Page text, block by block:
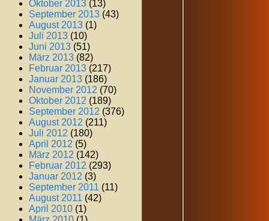
Oktober 2013 (13)
September 2013 (43)
August 2013 (1)
Juli 2013 (10)
Juni 2013 (51)
März 2013 (82)
Februar 2013 (217)
Januar 2013 (186)
November 2012 (70)
Oktober 2012 (189)
September 2012 (376)
August 2012 (211)
Juli 2012 (180)
April 2012 (5)
März 2012 (142)
Februar 2012 (293)
Januar 2012 (3)
September 2011 (11)
August 2011 (42)
April 2010 (1)